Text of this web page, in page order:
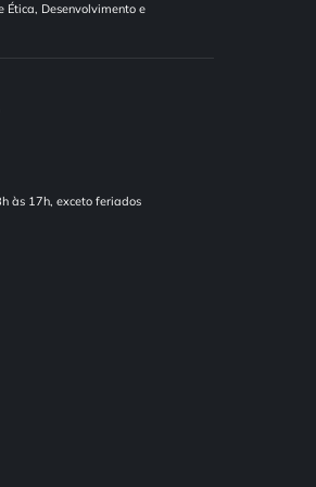
Ética, Desenvolvimento e
às 17h, exceto feriados